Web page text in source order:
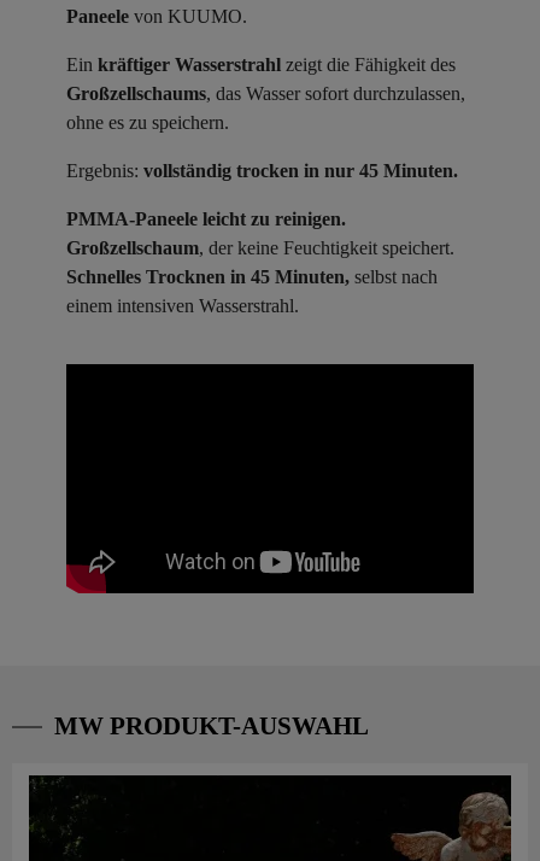
Paneele von KUUMO.
Ein kräftiger Wasserstrahl zeigt die Fähigkeit des
Großzellschaums, das Wasser sofort durchzulassen,
ohne es zu speichern.
Ergebnis: vollständig trocken in nur 45 Minuten.
PMMA-Paneele leicht zu reinigen.
Großzellschaum, der keine Feuchtigkeit speichert.
Schnelles Trocknen in 45 Minuten, selbst nach
einem intensiven Wasserstrahl.
MW PRODUKT-AUSWAHL